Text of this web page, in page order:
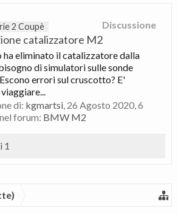
Discussione
2 Coupè
catalizzatore M2
ha eliminato il catalizzatore dalla
di simulatori sulle sonde
errori sul cruscotto? E'
di: kgmartsi, 26 Agosto 2020, 6
forum: BMW M2
1